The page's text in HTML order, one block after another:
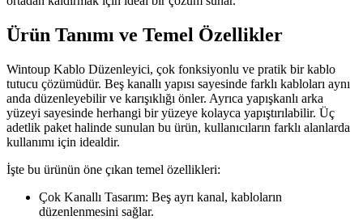
Ürün Tanımı ve Temel Özellikler
Wintoup Kablo Düzenleyici, çok fonksiyonlu ve pratik bir kablo
tutucu çözümüdür. Beş kanallı yapısı sayesinde farklı kabloları aynı
anda düzenleyebilir ve karışıklığı önler. Ayrıca yapışkanlı arka
yüzeyi sayesinde herhangi bir yüzeye kolayca yapıştırılabilir. Üç
adetlik paket halinde sunulan bu ürün, kullanıcıların farklı alanlarda
kullanımı için idealdir.
İşte bu ürünün öne çıkan temel özellikleri:
Çok Kanallı Tasarım: Beş ayrı kanal, kabloların
düzenlenmesini sağlar.